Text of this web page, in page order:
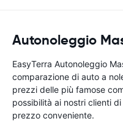
Autonoleggio
EasyTerra Autonoleggio
comparazione di auto a
prezzi delle più famose
possibilità ai nostri clienti
prezzo conveniente.